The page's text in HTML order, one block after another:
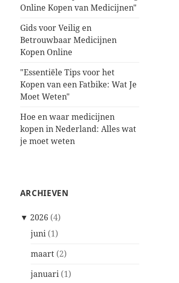
Online Kopen van Medicijnen"
Gids voor Veilig en
Betrouwbaar Medicijnen
Kopen Online
"Essentiële Tips voor het
Kopen van een Fatbike: Wat Je
Moet Weten"
Hoe en waar medicijnen
kopen in Nederland: Alles wat
je moet weten
ARCHIEVEN
▼ 2026 (4)
juni (1)
maart (2)
januari (1)